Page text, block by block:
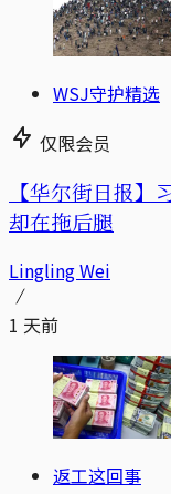
WSJ守护精选
仅限会员
【华尔街日报
却在拖后腿
Lingling Wei
1 天前
返工这回事